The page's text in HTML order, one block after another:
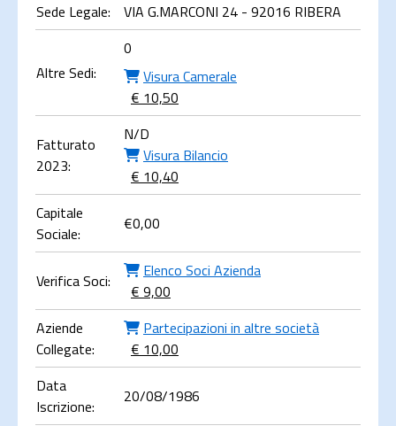
Sede Legale:
VIA G.MARCONI 24 - 92016 RIBERA
Altre Sedi:
0
Visura Camerale
€ 10,50
Fatturato
2023:
N/D
Visura Bilancio
€ 10,40
Capitale
Sociale:
€0,00
Verifica Soci:
Elenco Soci Azienda
€ 9,00
Aziende
Collegate:
Partecipazioni in altre società
€ 10,00
Data
Iscrizione:
20/08/1986